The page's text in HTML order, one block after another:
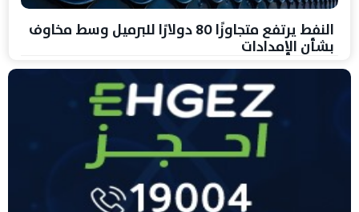
النفط يرتفع متجاوزًا 80 دولارًا للبرميل وسط مخاوف
بشأن الإمدادات